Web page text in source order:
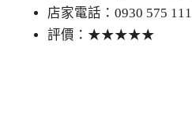
店家電話：0930 575 111
評價：★★★★★